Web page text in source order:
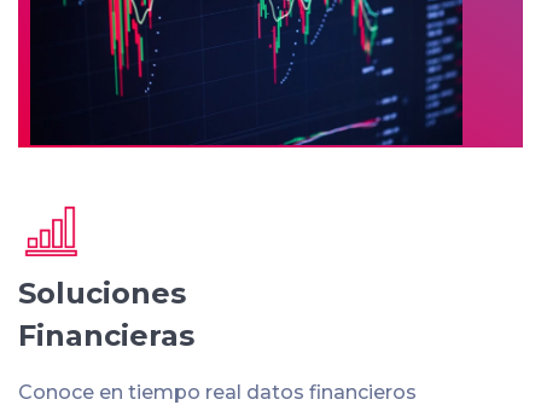
Soluciones
Financieras
Conoce en tiempo real datos financieros